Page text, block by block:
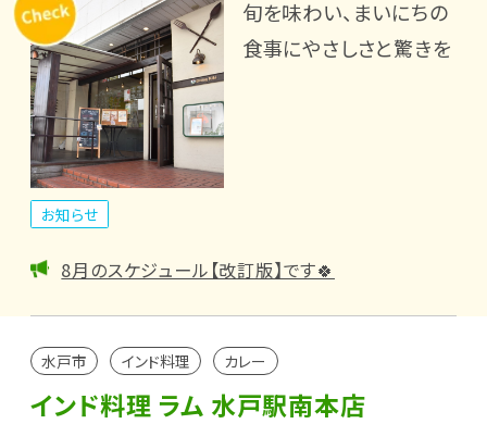
旬を味わい、まいにちの
食事にやさしさと驚きを
お知らせ
8月のスケジュール【改訂版】です🍀
水戸市 インド料理 カレー
インド料理 ラム 水戸駅南本店